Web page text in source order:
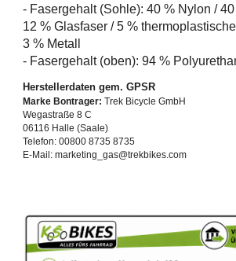
- Fasergehalt (Sohle): 40 % Nylon /
12 % Glasfaser / 5 %
3 % Metall
- Fasergehalt (oben): 94 %
Herstellerdaten gem. GPSR
Marke Bontrager: Trek Bicycle GmbH
Wegastraße 8 C
06116 Halle (Saale)
Telefon: 00800 8735 8735
E-Mail: marketing_gas@trekbikes.com